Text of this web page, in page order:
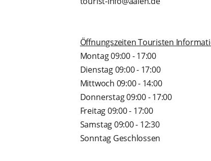
Öffnungszeiten Touristen
Montag 09:00 - 17:00
Dienstag 09:00 - 17:00
Mittwoch 09:00 - 14:00
Donnerstag 09:00 - 17:00
Freitag 09:00 - 17:00
Samstag 09:00 - 12:30
Sonntag Geschlossen